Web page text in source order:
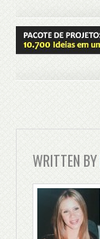
WRITTEN BY